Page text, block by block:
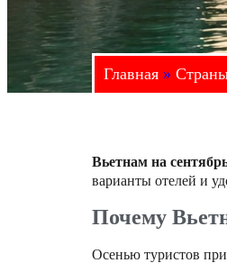
Главная »
Вьетнам на
варианты отелей и
Почему
Осенью туристов